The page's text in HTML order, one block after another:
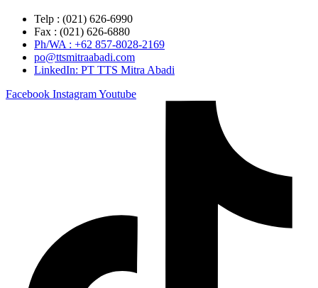
Telp : (021) 626-6990
Fax : (021) 626-6880
Ph/WA : +62 857-8028-2169
po@ttsmitraabadi.com
LinkedIn: PT TTS Mitra Abadi
Facebook InstagramYoutube